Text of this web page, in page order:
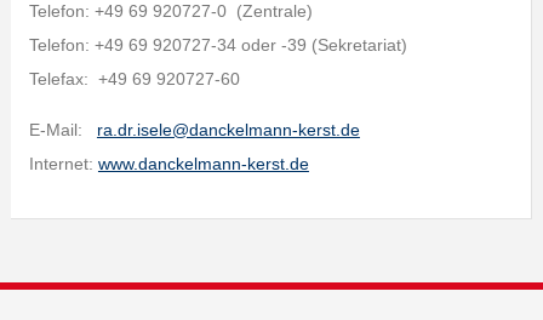
Telefon: +49 69 920727-0 (Zentrale)
Telefon: +49 69 920727-34 oder -39 (Sekretariat)
Telefax: +49 69 920727-60
E-Mail: ra.dr.isele@danckelmann-kerst.de
Internet: www.danckelmann-kerst.de